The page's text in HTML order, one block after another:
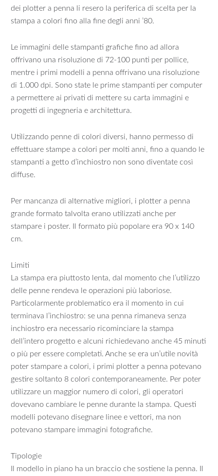
dei plotter a penna li resero la periferica di scelta per la
stampa a colori fino alla fine degli anni ’80.
Le immagini delle stampanti grafiche fino ad allora
offrivano una risoluzione di 72-100 punti per pollice,
mentre i primi modelli a penna offrivano una risoluzione
di 1.000 dpi. Sono state le prime stampanti per computer
a permettere ai privati di mettere su carta immagini e
progetti di ingegneria e architettura.
Utilizzando penne di colori diversi, hanno permesso di
effettuare stampe a colori per molti anni, fino a quando le
stampanti a getto d’inchiostro non sono diventate così
diffuse.
Per mancanza di alternative migliori, i plotter a penna
grande formato talvolta erano utilizzati anche per
stampare i poster. Il formato più popolare era 90 x 140
cm.
Limiti
La stampa era piuttosto lenta, dal momento che l’utilizzo
delle penne rendeva le operazioni più laboriose.
Particolarmente problematico era il momento in cui
terminava l’inchiostro: se una penna rimaneva senza
inchiostro era necessario ricominciare la stampa
dell’intero progetto e alcuni richiedevano anche 45 minuti
o più per essere completati. Anche se era un’utile novità
poter stampare a colori, i primi plotter a penna potevano
gestire soltanto 8 colori contemporaneamente. Per poter
utilizzare un maggior numero di colori, gli operatori
dovevano cambiare le penne durante la stampa. Questi
modelli potevano disegnare linee e vettori, ma non
potevano stampare immagini fotografiche.
Tipologie
Il modello in piano ha un braccio che sostiene la penna. Il